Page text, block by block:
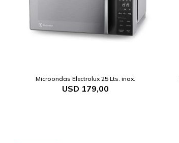
Microondas Electrolux 25 Lts. inox.
USD 179,00